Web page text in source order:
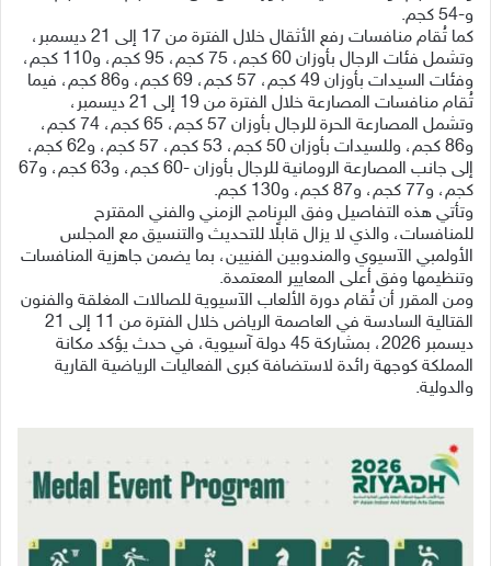
و-54 كجم.
كما تُقام منافسات رفع الأثقال خلال الفترة من 17 إلى 21 ديسمبر،
وتشمل فئات الرجال بأوزان 60 كجم، 75 كجم، 95 كجم، و110 كجم،
وفئات السيدات بأوزان 49 كجم، 57 كجم، 69 كجم، و86 كجم، فيما
تُقام منافسات المصارعة خلال الفترة من 19 إلى 21 ديسمبر،
وتشمل المصارعة الحرة للرجال بأوزان 57 كجم، 65 كجم، 74 كجم،
و86 كجم، وللسيدات بأوزان 50 كجم، 53 كجم، 57 كجم، و62 كجم،
إلى جانب المصارعة الرومانية للرجال بأوزان -60 كجم، و63 كجم، و67
كجم، و77 كجم، و87 كجم، و130 كجم.
وتأتي هذه التفاصيل وفق البرنامج الزمني والفني المقترح
للمنافسات، والذي لا يزال قابلًا للتحديث والتنسيق مع المجلس
الأولمبي الآسيوي والمندوبين الفنيين، بما يضمن جاهزية المنافسات
وتنظيمها وفق أعلى المعايير المعتمدة.
ومن المقرر أن تُقام دورة الألعاب الآسيوية للصالات المغلقة والفنون
القتالية السادسة في العاصمة الرياض خلال الفترة من 11 إلى 21
ديسمبر 2026، بمشاركة 45 دولة آسيوية، في حدث يؤكد مكانة
المملكة كوجهة رائدة لاستضافة كبرى الفعاليات الرياضية القارية
والدولية.